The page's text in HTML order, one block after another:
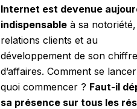
Internet est devenue
indispensable à sa
relations clients et au
développement de son chiffre
d’affaires. Comment se
quoi commencer ? Faut-il
sa présence sur tous les